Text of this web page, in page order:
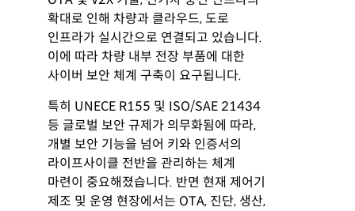
확대로 인해 차량과 클라우드, 도로
인프라가 실시간으로 연결되고 있습니다.
이에 따라 차량 내부 전장 부품에 대한
사이버 보안 체계 구축이 요구됩니다.​
특히 UNECE R155 및 ISO/SAE 21434
등 글로벌 보안 규제가 의무화됨에 따라,
개별 보안 기능을 넘어 키와 인증서의
라이프사이클 전반을 관리하는 체계
마련이 중요해졌습니다. 반면 현재 제어기
제조 및 운영 현장에서는 OTA, 진단, 생산,